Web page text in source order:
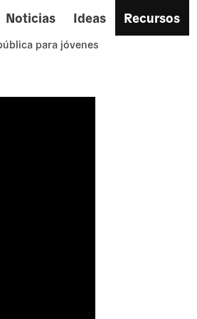
Noticias Ideas Recursos
para jóvenes